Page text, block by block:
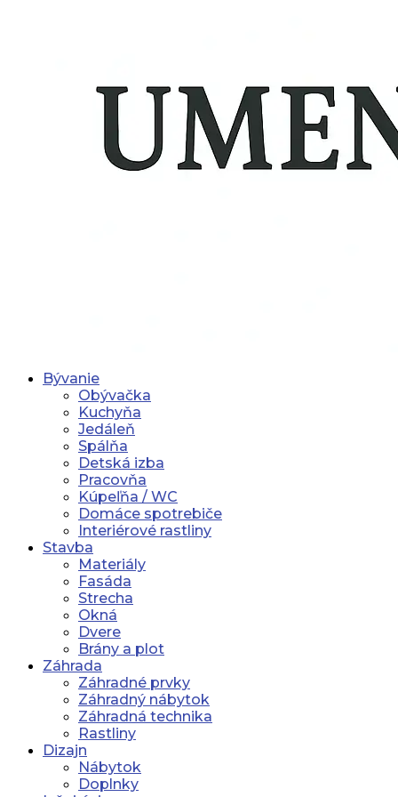
Bývanie
Obývačka
Kuchyňa
Jedáleň
Spálňa
Detská izba
Pracovňa
Kúpeľňa / WC
Domáce spotrebiče
Interiérové rastliny
Stavba
Materiály
Fasáda
Strecha
Okná
Dvere
Brány a plot
Záhrada
Záhradné prvky
Záhradný nábytok
Záhradná technika
Rastliny
Dizajn
Nábytok
Doplnky